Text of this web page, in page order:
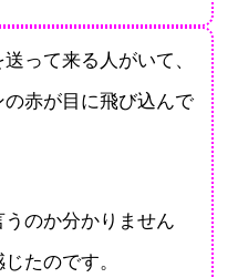
って来る人がいて、
赤が目に飛び込んで
のか分かりません
たのです。